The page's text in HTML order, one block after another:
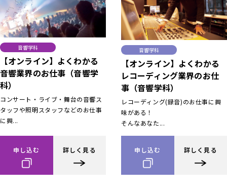
音響学科
【オンライン】よくわかる
音響業界のお仕事（音響学
科）
コンサート・ライブ・舞台の音響ス
タッフや照明スタッフなどのお仕事
に興...
申し込む 詳しく見る
音響学科
【オンライン】よくわかる
レコーディング業界のお仕
事（音響学科）
レコーディング(録音)のお仕事に興
味がある！
そんなあなた...
申し込む 詳しく見る